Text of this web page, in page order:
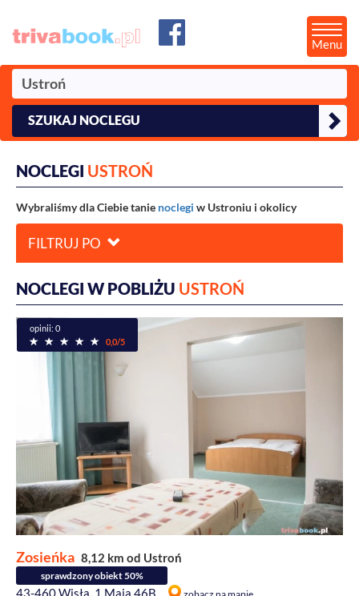
Menu
SZUKAJ NOCLEGU
NOCLEGI USTROŃ
Wybraliśmy dla Ciebie tanie noclegi w Ustroniu i okolicy
FILTRUJ PO
NOCLEGI W POBLIŻU USTROŃ
opinii: 0
0,0/5
Zosieńka 8,12 km od Ustroń
sprawdzony obiekt 50%
43-460 Wisła, 1 Maja 46B